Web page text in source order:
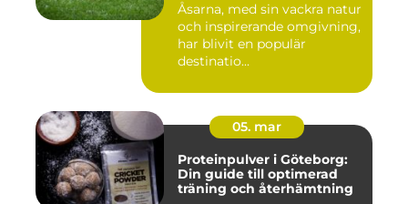
Åsarna, med sin vackra natur
och inspirerande omgivning,
har blivit en populär
destinatio...
05. mar
Proteinpulver i Göteborg:
Din guide till optimerad
träning och återhämtning